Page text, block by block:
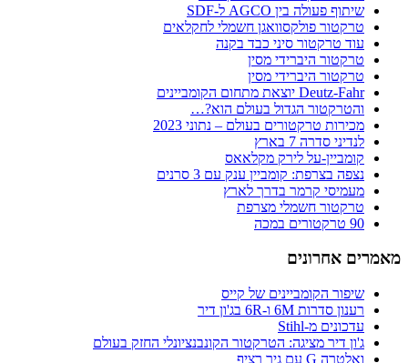
שיתוף פעולה בין AGCO ל-SDF
טרקטור פולקסוואגן חשמלי לחקלאים
עוד טרקטור סיני כבד בקנה
טרקטור היברידי מסין
טרקטור היברידי מסין
Deutz-Fahr יוצאת מתחום הקומביינים
והטרקטור הגדול בעולם הוא?…
מכירות טרקטורים בעולם – נתוני 2023
לנדיני סדרה 7 בארץ
קומביין-על לירק מקלאאס
נצפה בצרפת: קומביין ענק עם 3 סרנים
מעמיסי קרמר בדרך לארץ
טרקטור חשמלי מצרפת
90 טרקטורים במכה
מאמרים אחרונים
שיפור הקומביינים של קייס
רענון סדרות 6M ו-6R בג'ון דיר
עדכונים מ-Stihl
ג'ון דיר מציגה: הטרקטור הקונבנציונלי החזק בעולם
ואלטרה G עם גיר רציף